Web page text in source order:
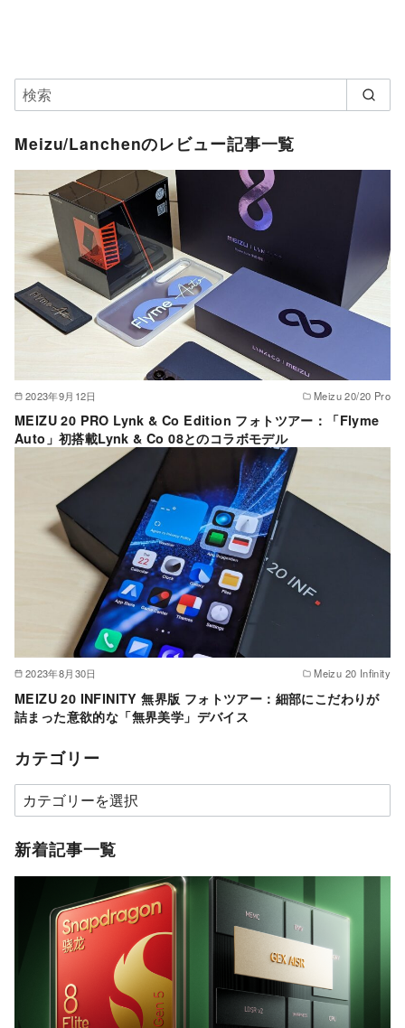
Meizu/Lanchenのレビュー記事一覧
2023年9月12日 Meizu 20/20 Pro
MEIZU 20 PRO Lynk & Co Edition フォトツアー：「Flyme
Auto」初搭載Lynk & Co 08とのコラボモデル
2023年8月30日 Meizu 20 Infinity
MEIZU 20 INFINITY 無界版 フォトツアー：細部にこだわりが
詰まった意欲的な「無界美学」デバイス
カテゴリー
カ
テ
ゴ
新着記事一覧